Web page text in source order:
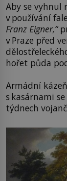
Aby se vyhnul
v používání
Franz Eigner,“
v Praze před
hořet půda
Armádní
s kasárnami
týdnech